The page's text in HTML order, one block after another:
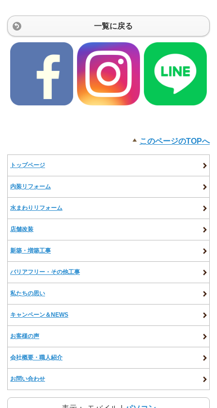
一覧に戻る
このページのTOPへ
トップページ
内装リフォーム
水まわりリフォーム
店舗改装
新築・増築工事
バリアフリー・その他工事
私たちの思い
キャンペーン＆NEWS
お客様の声
会社概要・職人紹介
お問い合わせ